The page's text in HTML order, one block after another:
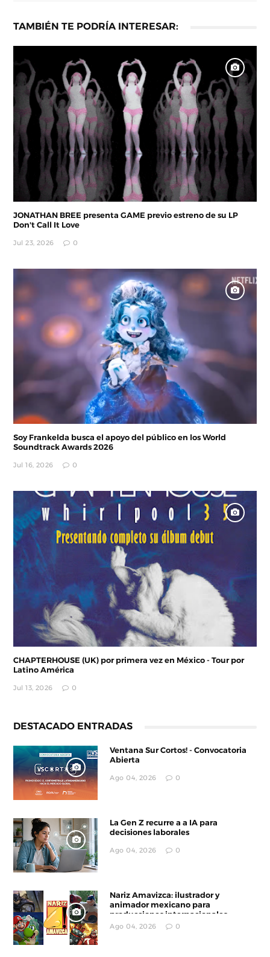
TAMBIÉN TE PODRÍA INTERESAR:
JONATHAN BREE presenta GAME previo estreno de su LP
Don't Call It Love
Jul 23, 2026 0
Soy Frankelda busca el apoyo del público en los World
Soundtrack Awards 2026
Jul 16, 2026 0
CHAPTERHOUSE (UK) por primera vez en México - Tour por
Latino América
Jul 13, 2026 0
DESTACADO ENTRADAS
Ventana Sur Cortos! - Convocatoria
Abierta
Ago 04, 2026 0
La Gen Z recurre a a IA para
decisiones laborales
Ago 04, 2026 0
Nariz Amavizca: ilustrador y
animador mexicano para
producciones internacionales
Ago 04, 2026 0